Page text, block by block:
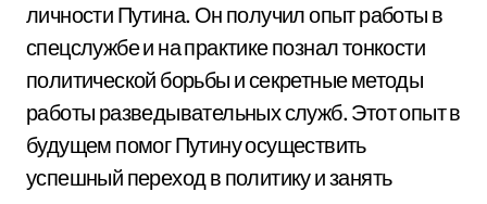
личности Путина. Он получил опыт работы в
спецслужбе и на практике познал тонкости
политической борьбы и секретные методы
работы разведывательных служб. Этот опыт в
будущем помог Путину осуществить
успешный переход в политику и занять